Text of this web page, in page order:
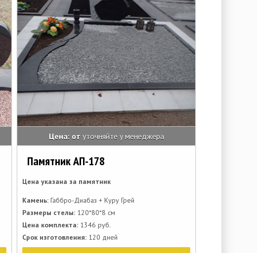
Цена: от уточняйте у менеджера
Памятник АП-178
Цена указана за памятник
Камень: Габбро-Диабаз + Куру Грей
Размеры стелы: 120*80*8 см
Цена комплекта: 1346 руб.
Срок изготовления: 120 дней